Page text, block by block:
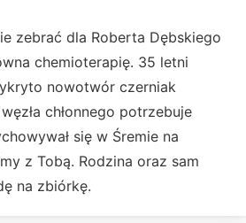
zebrać dla Roberta Dębskiego
chemioterapię. 35 letni
nowotwór czerniak
chłonnego potrzebuje
się w Śremie na
z Tobą. Rodzina oraz sam
na zbiórkę.